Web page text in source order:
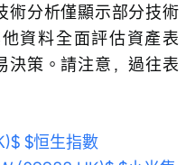
術分析僅顯示部分技術
資料全面評估資產表
決策。請注意，過往表
$恒生指數